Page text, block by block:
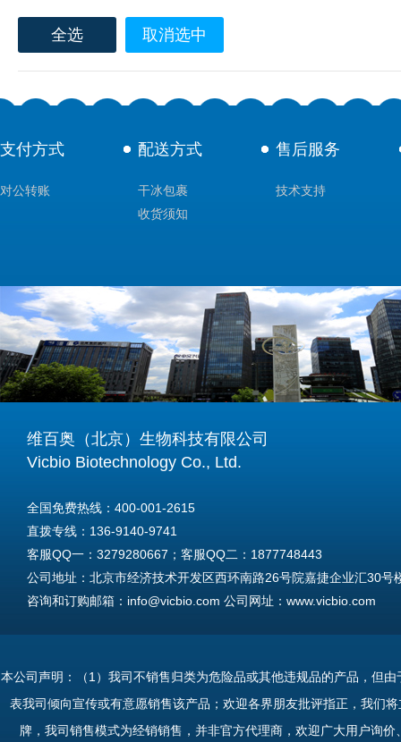
全选 取消选中
支付方式
对公转账
配送方式
干冰包裹
收货须知
售后服务
技术支持
维百奥（北京）生物科技有限公司
Vicbio Biotechnology Co., Ltd.
全国免费热线：400-001-2615
直拨专线：136-9140-9741
客服QQ一：3279280667；客服QQ二：1877748443
公司地址：北京市经济技术开发区西环南路26号院嘉捷企业汇30号
咨询和订购邮箱：info@vicbio.com 公司网址：www.vicbio.com
Tel: +86-13691409741
本公司声明：（1）我司不销售归类为危险品或其他违规品的产品，但
表我司倾向宣传或有意愿销售该产品；欢迎各界朋友批评指正，我们
牌，我司销售模式为经销销售，并非官方代理商，欢迎广大用户询